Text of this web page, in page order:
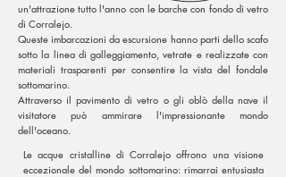
un'attrazione tutto l'anno con le barche con fondo di vetro
di Corralejo.
Queste imbarcazioni da escursione hanno parti dello scafo
sotto la linea di galleggiamento, vetrate e realizzate con
materiali trasparenti per consentire la vista del fondale
sottomarino.
Attraverso il pavimento di vetro o gli oblò della nave il
visitatore può ammirare l'impressionante mondo
dell'oceano.
Le acque cristalline di Corralejo offrono una visione
eccezionale del mondo sottomarino: rimarrai entusiasta